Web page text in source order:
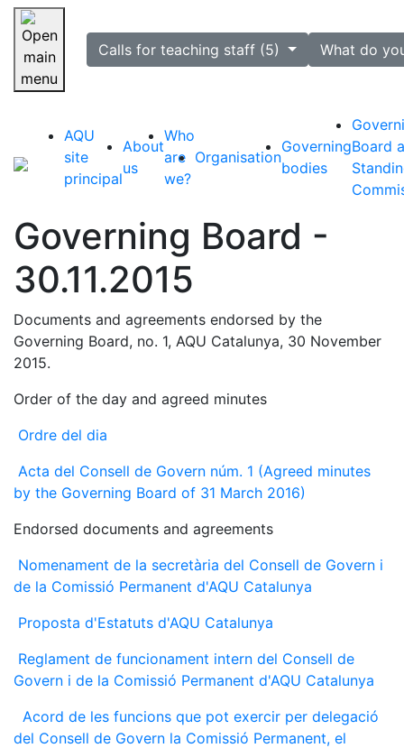
Skip navigation
selectedCalls for teaching staff (5) What do
AQU
site
principal
About
us
Who
are
we?
Organisation
Governing
bodies
Board
Governing Board -
30.11.2015
Documents and agreements endorsed by the
Governing Board, no. 1, AQU Catalunya, 30 November
2015.
Order of the day and agreed minutes
Ordre del dia
Acta del Consell de Govern núm. 1 (Agreed minutes
by the Governing Board of 31 March 2016)
Endorsed documents and agreements
Nomenament de la secretària del Consell de Govern i
de la Comissió Permanent d'AQU Catalunya
Proposta d'Estatuts d'AQU Catalunya
Reglament de funcionament intern del Consell de
Govern i de la Comissió Permanent d'AQU Catalunya
Acord de les funcions que pot exercir per delegació
del Consell de Govern la Comissió Permanent, el